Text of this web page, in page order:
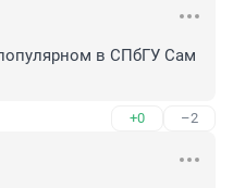
в СПбГУ Сам
+0 –2